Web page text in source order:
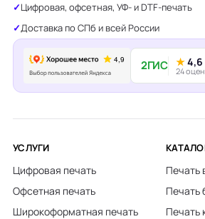
Цифровая, офсетная, УФ- и DTF-печать
Доставка по СПб и всей России
2ГИС ★4,6
24
УСЛУГИ
Цифровая печать
Офсетная печать
Широкоформатная печать
Печать
Печать
Печать